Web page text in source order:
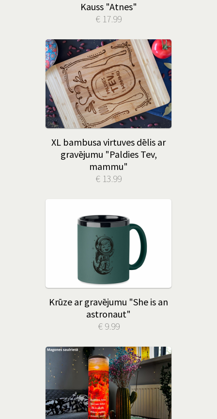
Kauss "Atnes"
€ 17.99
XL bambusa virtuves dēlis ar
gravējumu "Paldies Tev,
mammu"
€ 13.99
Krūze ar gravējumu "She is an
astronaut"
€ 9.99